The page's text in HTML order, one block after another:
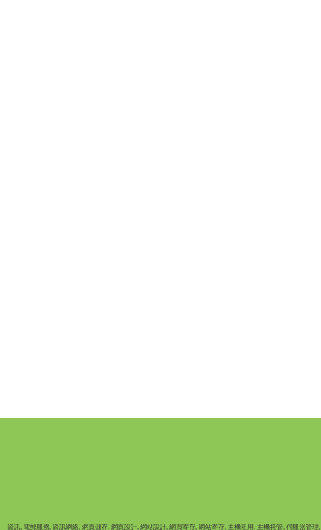
資訊, 電郵服務, 資訊網絡, 網頁儲存, 網頁設計, 網站設計, 網頁寄存, 網站寄存, 主機租用, 主機托管, 伺服器管理,